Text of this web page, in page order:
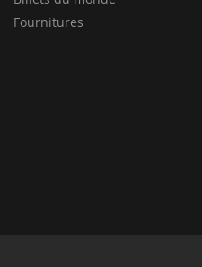
Fournitures